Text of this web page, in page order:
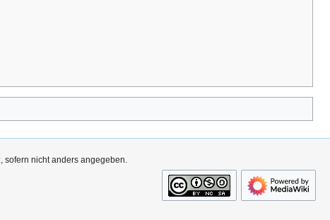
, sofern nicht anders angegeben.